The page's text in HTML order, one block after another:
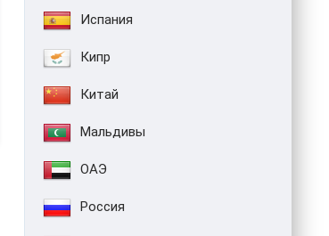
Испания
Кипр
Китай
Мальдивы
ОАЭ
Россия